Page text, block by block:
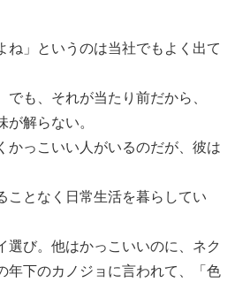
ね」というのは当社でもよく出て
でも、それが当たり前だから、
が解らない。
かっこいい人がいるのだが、彼は
ことなく日常生活を暮らしてい
選び。他はかっこいいのに、ネク
年下のカノジョに言われて、「色